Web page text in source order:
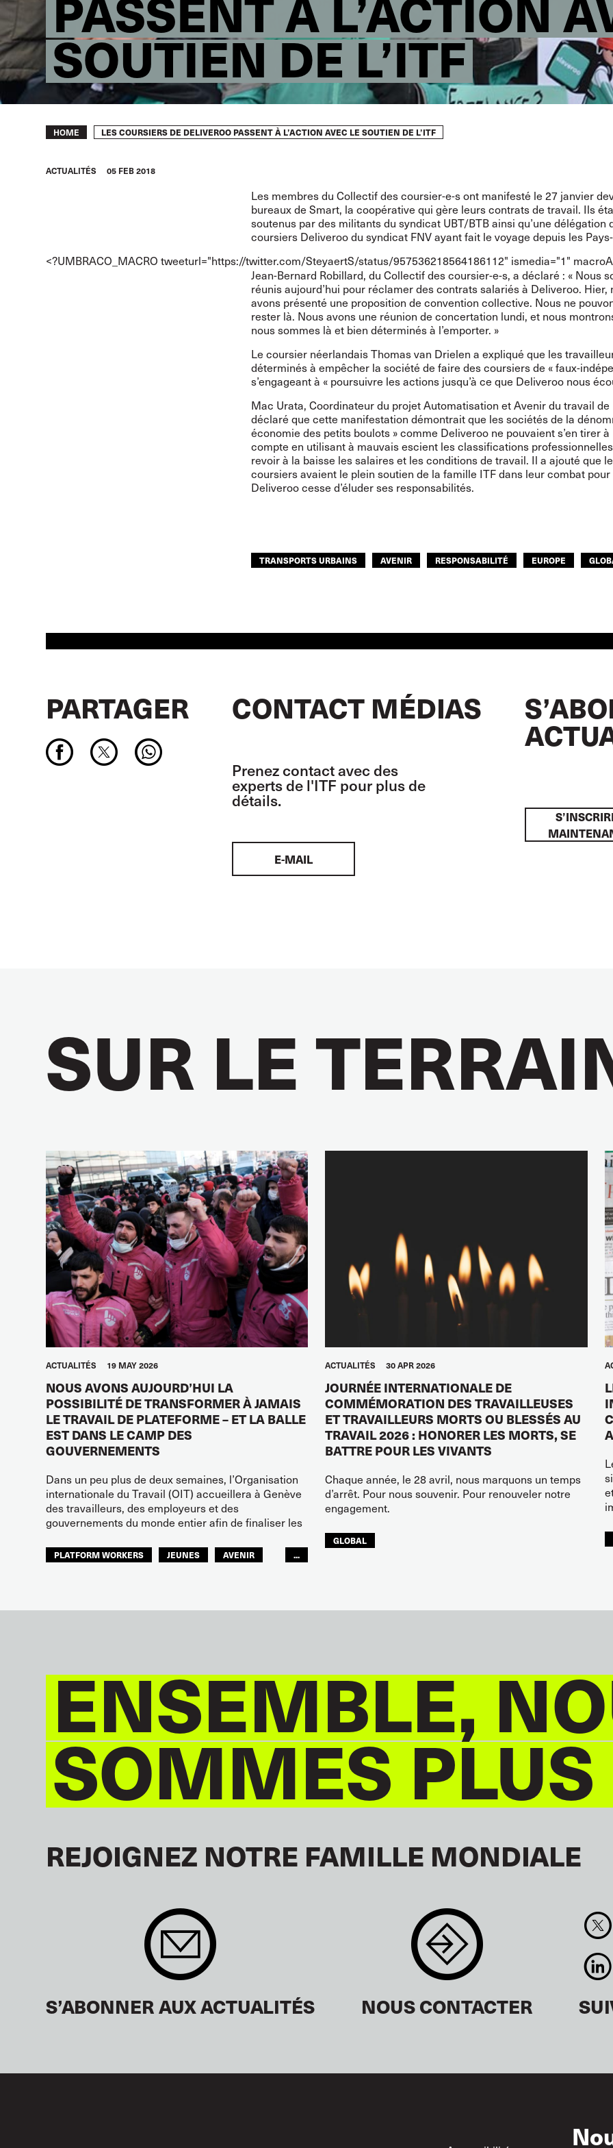
SOUTIEN DE L’ITF
Breadcrumb
HOME LES COURSIERS DE DELIVEROO PASSENT À L’ACTION AVEC LE SOUTIEN DE L’ITF
ACTUALITÉS 05 FEB 2018
Les membres du Collectif des coursier-e-s ont manifesté le 27 janvier
bureaux de Smart, la coopérative qui gère leurs contrats de travail. Ils
soutenus par des militants du syndicat UBT/BTB ainsi qu’une délégation
coursiers Deliveroo du syndicat FNV ayant fait le voyage depuis les
<?UMBRACO_MACRO tweeturl="https://twitter.com/SteyaertS/status/957536218564186112" ismedia="1"
Jean-Bernard Robillard, du Collectif des coursier-e-s, a déclaré : « Nous
réunis aujourd’hui pour réclamer des contrats salariés à Deliveroo. Hier,
avons présenté une proposition de convention collective. Nous ne
rester là. Nous avons une réunion de concertation lundi, et nous
nous sommes là et bien déterminés à l’emporter. »
Le coursier néerlandais Thomas van Drielen a expliqué que les
déterminés à empêcher la société de faire des coursiers de « faux-
s’engageant à « poursuivre les actions jusqu’à ce que Deliveroo nous
Mac Urata, Coordinateur du projet Automatisation et Avenir du travail de
déclaré que cette manifestation démontrait que les sociétés de la
économie des petits boulots » comme Deliveroo ne pouvaient s’en tirer à
compte en utilisant à mauvais escient les classifications
revoir à la baisse les salaires et les conditions de travail. Il a ajouté que
coursiers avaient le plein soutien de la famille ITF dans leur combat pour
Deliveroo cesse d’éluder ses responsabilités.
TRANSPORTS URBAINS AVENIR RESPONSABILITÉ EUROPE
PARTAGER CONTACT MÉDIAS
Prenez contact avec des
experts de l'ITF pour plus de
détails.
E-MAIL
SUR LE
ACTUALITÉS 19 MAY 2026
NOUS AVONS AUJOURD’HUI LA
POSSIBILITÉ DE TRANSFORMER À JAMAIS
LE TRAVAIL DE PLATEFORME – ET LA BALLE
EST DANS LE CAMP DES
GOUVERNEMENTS
Dans un peu plus de deux semaines, l’Organisation
internationale du Travail (OIT) accueillera à Genève
des travailleurs, des employeurs et des
gouvernements du monde entier afin de finaliser les
PLATFORM WORKERS JEUNES
AVENIR
...
ACTUALITÉS 30 APR 2026
JOURNÉE INTERNATIONALE DE
COMMÉMORATION DES TRAVAILLEUSES
ET TRAVAILLEURS MORTS OU BLESSÉS AU
TRAVAIL 2026 : HONORER LES MORTS, SE
BATTRE POUR LES VIVANTS
Chaque année, le 28 avril, nous marquons un temps
d’arrêt. Pour nous souvenir. Pour renouveler notre
engagement.
GLOBAL
ENSEMBLE,
SOMMES PLUS
REJOIGNEZ NOTRE FAMILLE MONDIALE
S’ABONNER AUX ACTUALITÉS NOUS CONTACTER